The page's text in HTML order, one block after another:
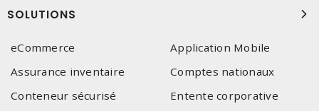
SOLUTIONS
eCommerce
Application Mobile
Assurance inventaire
Comptes nationaux
Conteneur sécurisé
Entente corporative